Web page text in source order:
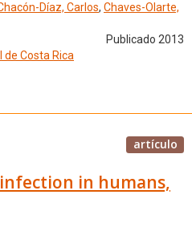
Díaz, Carlos, Chaves-Olarte,
Publicado 2013
de Costa Rica
artículo
in humans,